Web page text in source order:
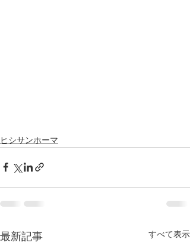
ヒシサンホーマ
最新記事 すべて表示